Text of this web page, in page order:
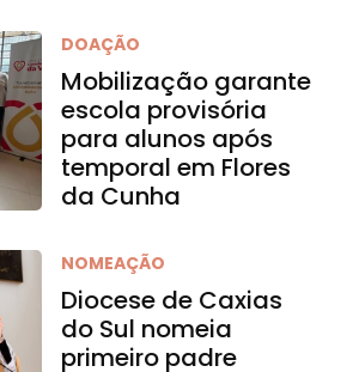
DOAÇÃO
Mobilização garante
escola provisória
para alunos após
temporal em Flores
da Cunha
NOMEAÇÃO
Diocese de Caxias
do Sul nomeia
primeiro padre